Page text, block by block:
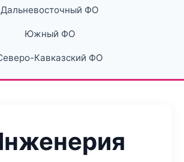
Дальневосточный ФО
Южный ФО
Кавказский ФО